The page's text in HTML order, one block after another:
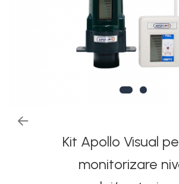
Rezervoare stationare
supraterane din plastic
Rezervoare stationare
supraterane din tabla
Rezervoare stationare
Kit Apollo Visual
monitorizare